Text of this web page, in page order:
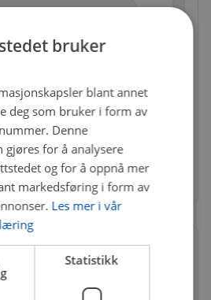
bruker
blant annet
deg som bruker i form av
Denne
gjøres for å analysere
og for å oppnå mer
markedsføring i form av
Les mer i vår
Statistikk